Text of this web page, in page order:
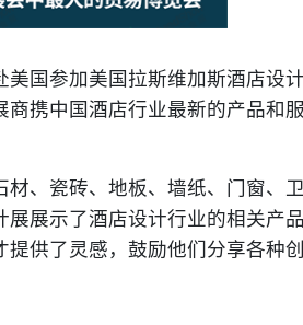
国参加美国拉斯维加斯酒店设
携中国酒店行业最新的产品和
、瓷砖、地板、墙纸、门窗、
展示了酒店设计行业的相关产
供了灵感，鼓励他们分享各种